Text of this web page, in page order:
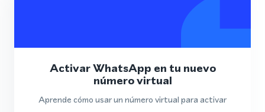
Activar WhatsApp en tu nuevo
número virtual
Aprende cómo usar un número virtual para activar